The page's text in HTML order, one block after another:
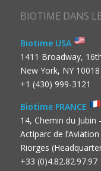
BIOTIME DANS
Biotime USA
1411 Broadway,
New York, NY 10018
+1 (430) 999-3121
Biotime FRANCE
14, Chemin du Jubin
Actiparc de
Riorges
+33 (0)4.82.82.97.97